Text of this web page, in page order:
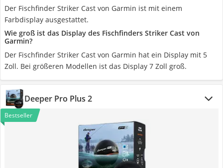
Der Fischfinder Striker Cast von Garmin ist mit einem
Farbdisplay ausgestattet.
Wie groß ist das Display des Fischfinders Striker Cast von
Garmin?
Der Fischfinder Striker Cast von Garmin hat ein Display mit 5
Zoll. Bei größeren Modellen ist das Display 7 Zoll groß.
Deeper Pro Plus 2
Bestseller